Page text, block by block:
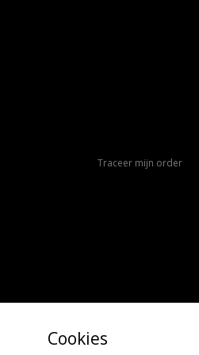
Traceer mijn order
Cookies